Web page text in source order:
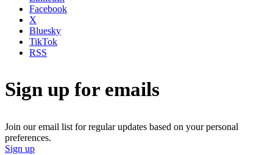
Facebook
X
Bluesky
TikTok
RSS
Sign up for emails
Join our email list for regular updates based on your personal
preferences.
Sign up